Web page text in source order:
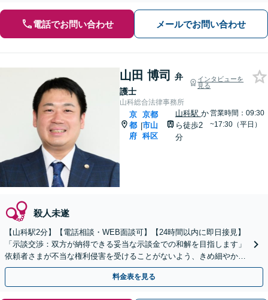
電話でお問い合わせ メールでお問い合わせ
山田 博司
弁
護士
インタビューを
見る
山科総合法律事務所
京
都
府
|
京都
市山
科区
山科駅 か
ら徒歩2
分
営業時間：09:30
~17:30（平日）
殺人未遂
【山科駅2分】【電話相談・WEB面談可】【24時間以内に即日接見】
「示談交渉：双方が納得できる妥当な示談金での和解を目指します」
依頼者さまが不当な権利侵害を受けることがないよう、きめ細やかに
サポート！在宅事件でも、できるだけ早いご相談を
料金表を見る